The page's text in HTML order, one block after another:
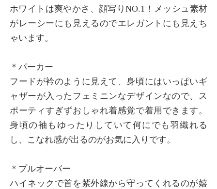
ホワイトは爽やかさ、顔写りNO.1！メッシュ素材
がレーシーにも見えるのでエレガントにも見えち
ゃいます。
＊パーカー
フードが衿のように見えて、身頃にはいっぱいギ
ャザーが入ったフェミニンなデザインなので、ス
ポーティすぎずおしゃれ着感覚で着用できます。
身頃の袖もゆったりしていて何にでも羽織れる
し、こなれ感が出るのがお気に入りです。
＊プルオーバー
ハイネックで首を紫外線から守ってくれるのが嬉